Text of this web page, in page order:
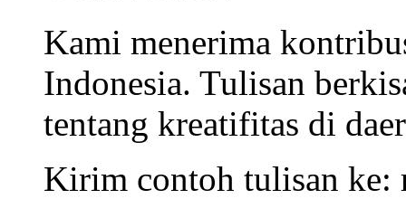
Kami menerima
Indonesia. Tulisan
tentang kreatifitas di
Kirim contoh tulisan ke: